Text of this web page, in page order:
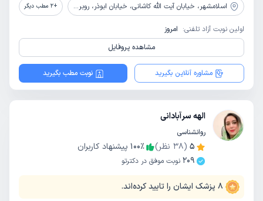
اسلامشهر، خیابان آیت الله کاشانی، خیابان ابوذر، روبروی کتابخانه مطهری +
2 مطب دیگر
اولین نوبت آزاد تلفنی: امروز
مشاهده پروفایل
مشاوره آنلاین بگیرید نوبت مطب بگیرید
الهه سرآبادانی
روانشناسی
5
(
38 نظر) 100٪
پیشنهاد کاربران
209 نوبت موفق در دکترتو
8 پزشک ایشان را تایید کرده‌اند.